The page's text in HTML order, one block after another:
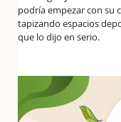
podría empezar con su
tapizando espacios
que lo dijo en serio.